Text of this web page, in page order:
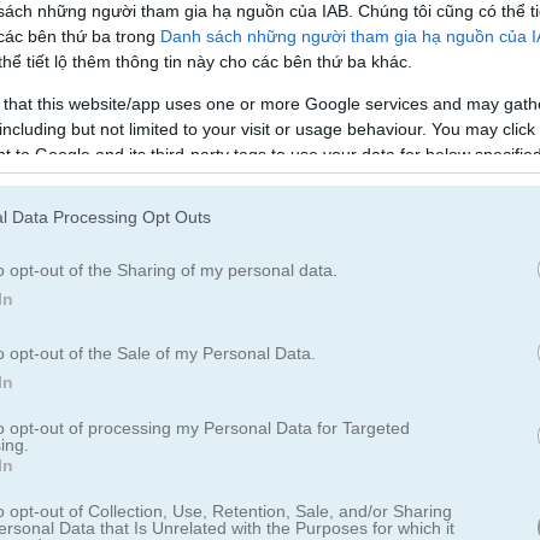
những người tham gia hạ nguồn của IAB. Chúng tôi cũng có thể
bên thứ ba trong Danh sách những người tham gia hạ nguồn của
tiết lộ thêm thông tin này cho các bên thứ ba khác.
that this website/app uses one or more Google services and may
but not limited to your visit or usage behaviour. You may
to Google and its third-party tags to use your data for below
consent section.
Data Processing Opt Outs
opt-out of the Sharing of my personal data.
opt-out of the Sale of my Personal Data.
opt-out of processing my Personal Data for Targeted
opt-out of Collection, Use, Retention, Sale, and/or Sharing
Data that Is Unrelated with the Purposes for which it
Cách chơi Solitaire Crime Stories
Stories